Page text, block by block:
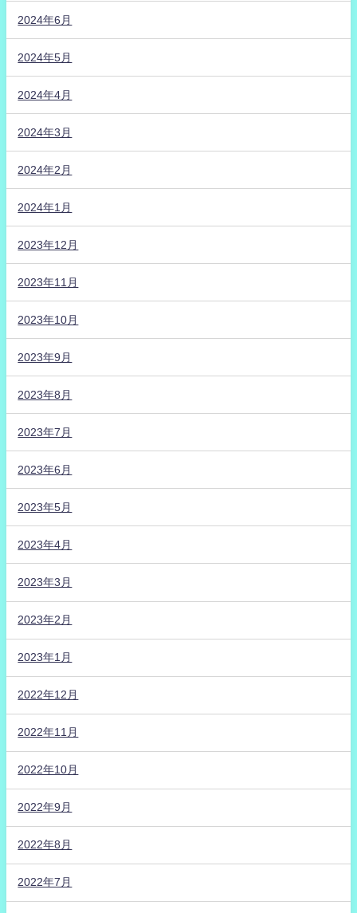
2024年6月
2024年5月
2024年4月
2024年3月
2024年2月
2024年1月
2023年12月
2023年11月
2023年10月
2023年9月
2023年8月
2023年7月
2023年6月
2023年5月
2023年4月
2023年3月
2023年2月
2023年1月
2022年12月
2022年11月
2022年10月
2022年9月
2022年8月
2022年7月